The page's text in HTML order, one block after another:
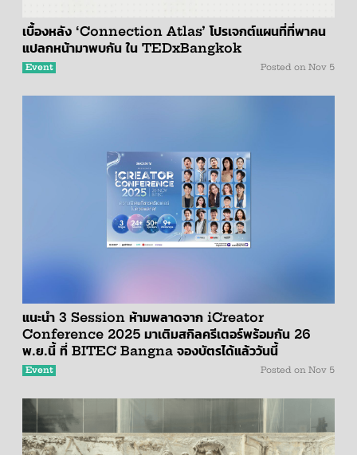
เบื้องหลัง ‘Connection Atlas’ โปรเจกต์แผนที่ที่พาคน
แปลกหน้ามาพบกัน ใน TEDxBangkok
Event Posted on Nov 5
แนะนำ 3 Session ห้ามพลาดจาก iCreator
Conference 2025 มาเติมสกิลครีเตอร์พร้อมกัน 26
พ.ย.นี้ ที่ BITEC Bangna จองบัตรได้แล้ววันนี้
Event Posted on Nov 5